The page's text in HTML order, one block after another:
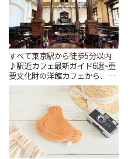
すべて東京駅から徒歩5分以内
♪駅近カフェ最新ガイド6選~重
要文化財の洋館カフェから、改
札すぐのレトロ喫茶まで~ | こと
りっぷ